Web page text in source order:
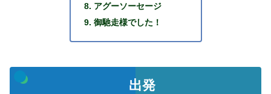
アグーソーセージ
御馳走様でした！
出発